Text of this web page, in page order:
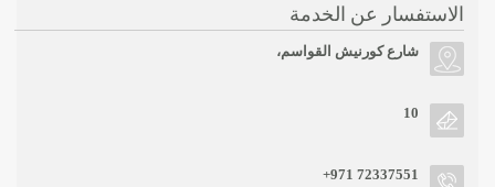
الاستفسار عن الخدمة
شارع كورنيش القواسم،
10
+971 72337551